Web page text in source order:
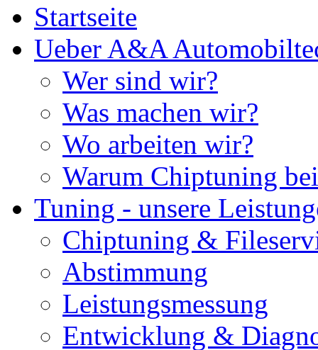
Startseite
Ueber A&A
Wer sind wir?
Was machen wir?
Wo arbeiten wir?
Warum Chiptuning
Tuning - unsere
Chiptuning &
Abstimmung
Leistungsmessung
Entwicklung &